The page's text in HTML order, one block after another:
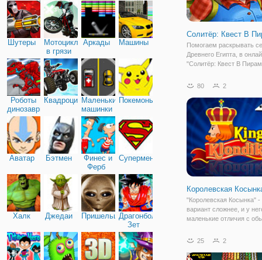
Шутеры
Мотоциклы
в грязи
Аркады Машины
Роботы
динозавры
КвадроциклыМаленькие
машинки
Покемоны
Аватар Бэтмен
Финес и
Ферб
Супермен
Халк Джедаи ПришельцыДрагонболл
Зет
Солитёр: Квест В
Помогаем раскрывать
Древнего Египта, в
"Солитёр: Квест В
жанре карточного
формате. Здесь вы
помогать археологу в
80 2
Королевская
"Королевская Косынка" -
вариант сложнее, и у
маленькие отличия с
игра на время, на игру
переносом любых карт
25 2